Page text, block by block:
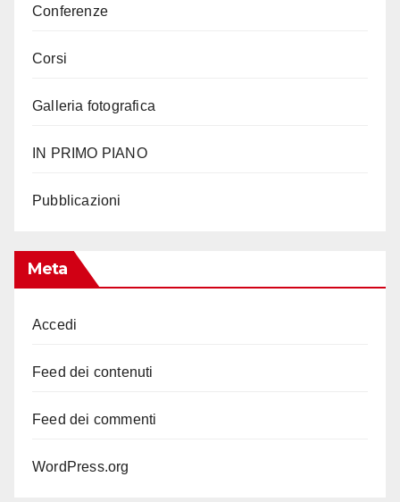
Conferenze
Corsi
Galleria fotografica
IN PRIMO PIANO
Pubblicazioni
Meta
Accedi
Feed dei contenuti
Feed dei commenti
WordPress.org